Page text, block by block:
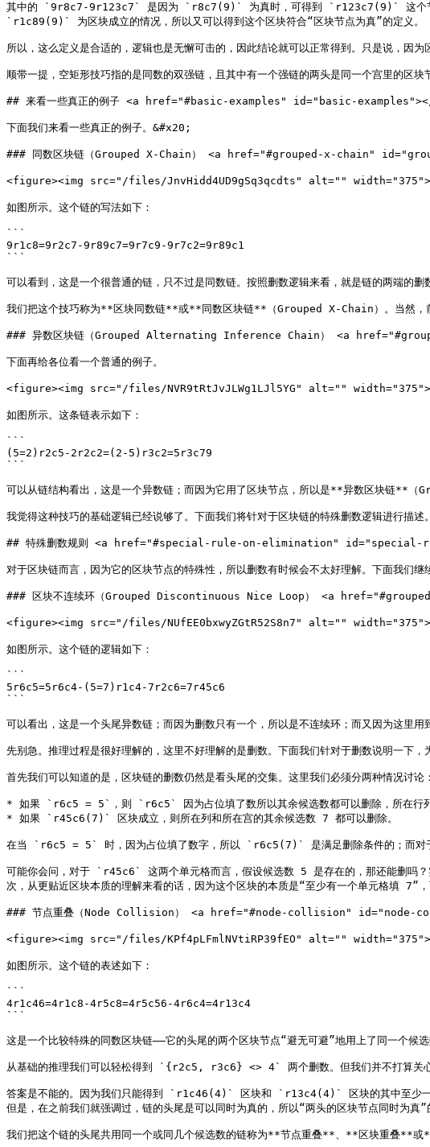
其中的 `9r8c7-9r123c7` 是因为 `r8c7(9)` 为真时，可得到 `r123c7(9)` 这个节点里
`r1c89(9)` 为区块成立的情况，所以又可以得到这个区块符合“区块节点为真”的定义。
所以，这么定义是合适的，逻辑也是无懈可击的，因此结论就可以正常得到。只是说，因
顺带一提，空矩形技巧指的是同数的双强链，且其中有一个强链的两头是同一个宫里的区
## 来看一些真正的例子 <a href="#basic-examples" id="basic-
下面我们来看一些真正的例子。&#x20;
### 同数区块链（Grouped X-Chain） <a href="#grouped-x-chain"
<figure><img src="/files/JnvHidd4UD9gSq3qcdts" alt=""
如图所示。这个链的写法如下：
```
9r1c8=9r2c7-9r89c7=9r7c9-9r7c2=9r89c1
```
可以看到，这是一个很普通的链，只不过是同数链。按照删数逻辑来看，就是链的两
我们把这个技巧称为**区块同数链**或**同数区块链**（Grouped X-Chain）。当然，前
### 异数区块链（Grouped Alternating Inference Chain） <a
下面再给各位看一个普通的例子。
<figure><img src="/files/NVR9tRtJvJLWg1LJl5YG" alt=""
如图所示。这条链表示如下：
```
(5=2)r2c5-2r2c2=(2-5)r3c2=5r3c79
```
可以从链结构看出，这是一个异数链；而因为它用了区块节点，所以是**异数区块
我觉得这种技巧的基础逻辑已经说够了。下面我们将针对于区块链的特殊删数逻辑进行描述。
## 特殊删数规则 <a href="#special-rule-on-elimination"
对于区块链而言，因为它的区块节点的特殊性，所以删数有时候会不太好理解。下面我们继
### 区块不连续环（Grouped Discontinuous Nice Loop） <a
<figure><img src="/files/NUfEE0bxwyZGtR52S8n7" alt=""
如图所示。这个链的逻辑如下：
```
5r6c5=5r6c4-(5=7)r1c4-7r2c6=7r45c6
```
可以看出，这是一个头尾异数链；而因为删数只有一个，所以是不连续环；而又因为
先别急。推理过程是很好理解的，这里不好理解的是删数。下面我们针对于删数说明一下，
首先我们可以知道的是，区块链的删数仍然是看头尾的交集。这里我们必须分两种情况讨论：
* 如果 `r6c5 = 5`，则 `r6c5` 因为占位填了数所以其余候选数都可以删除，所在行列
* 如果 `r45c6(7)` 区块成立，则所在列和所在宫的其余候选数 7 都可以删除。
在当 `r6c5 = 5` 时，因为占位填了数字，所以 `r6c5(7)` 是满足删除条件的；而对
可能你会问，对于 `r45c6` 这两个单元格而言，假设候选数 5 是存在的，那还能删吗
次，从更贴近区块本质的理解来看的话，因为这个区块的本质是“至少有一个单元格填 7”
### 节点重叠（Node Collision） <a href="#node-collision" id="node-
<figure><img src="/files/KPf4pLFmlNVtiRP39fEO" alt=""
如图所示。这个链的表述如下：
```
4r1c46=4r1c8-4r5c8=4r5c56-4r6c4=4r13c4
```
这是一个比较特殊的同数区块链——它的头尾的两个区块节点“避无可避”地用上了同一个
从基础的推理我们可以轻松得到 `{r2c5, r3c6} <> 4` 两个删数。但我们并不打算
答案是不能的。因为我们只能得到 `r1c46(4)` 区块和 `r13c4(4)` 区块的其中至少一
但是，在之前我们就强调过，链的头尾是可以同时为真的，所以“两头的区块节点同时为
我们把这个链的头尾共用同一个或同几个候选数的链称为**节点重叠**、**区块重叠**